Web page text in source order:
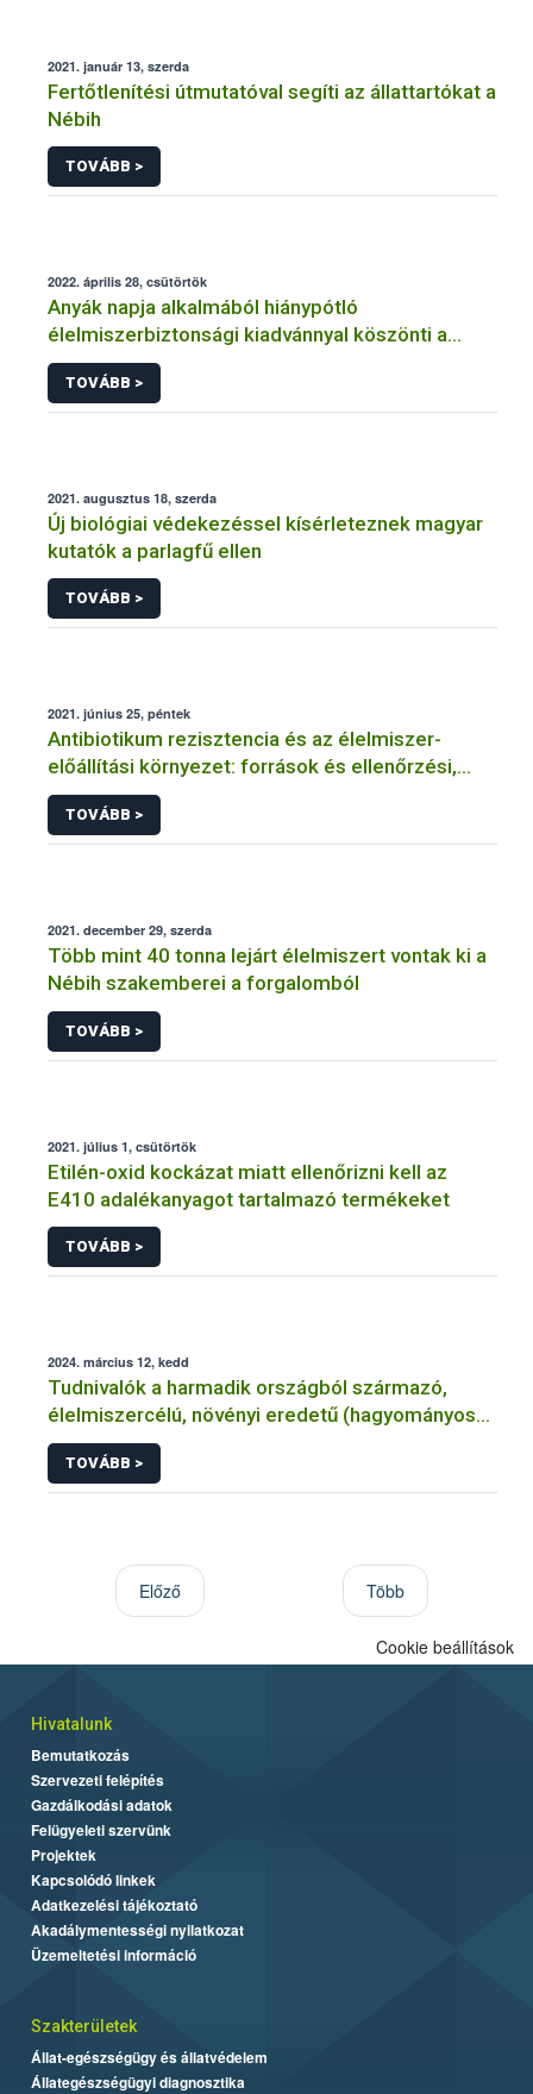
2021. január 13, szerda
Fertőtlenítési útmutatóval segíti az állattartókat a
Nébih
TOVÁBB >
2022. április 28, csütörtök
Anyák napja alkalmából hiánypótló
élelmiszerbiztonsági kiadvánnyal köszönti a
kismamákat a Nébih
TOVÁBB >
2021. augusztus 18, szerda
Új biológiai védekezéssel kísérleteznek magyar
kutatók a parlagfű ellen
TOVÁBB >
2021. június 25, péntek
Antibiotikum rezisztencia és az élelmiszer-
előállítási környezet: források és ellenőrzési,
szabályozási lehetőségek
TOVÁBB >
2021. december 29, szerda
Több mint 40 tonna lejárt élelmiszert vontak ki a
Nébih szakemberei a forgalomból
TOVÁBB >
2021. július 1, csütörtök
Etilén-oxid kockázat miatt ellenőrizni kell az
E410 adalékanyagot tartalmazó termékeket
TOVÁBB >
2024. március 12, kedd
Tudnivalók a harmadik országból származó,
élelmiszercélú, növényi eredetű (hagyományos
és ökológiai/átállási) termékek mintavételének
költségéről
TOVÁBB >
Előző Több
Cookie beállítások
Hivatalunk
Bemutatkozás
Szervezeti felépítés
Gazdálkodási adatok
Felügyeleti szervünk
Projektek
Kapcsolódó linkek
Adatkezelési tájékoztató
Akadálymentességi nyilatkozat
Üzemeltetési információ
Szakterületek
Állat-egészségügy és állatvédelem
Állategészségügyi diagnosztika